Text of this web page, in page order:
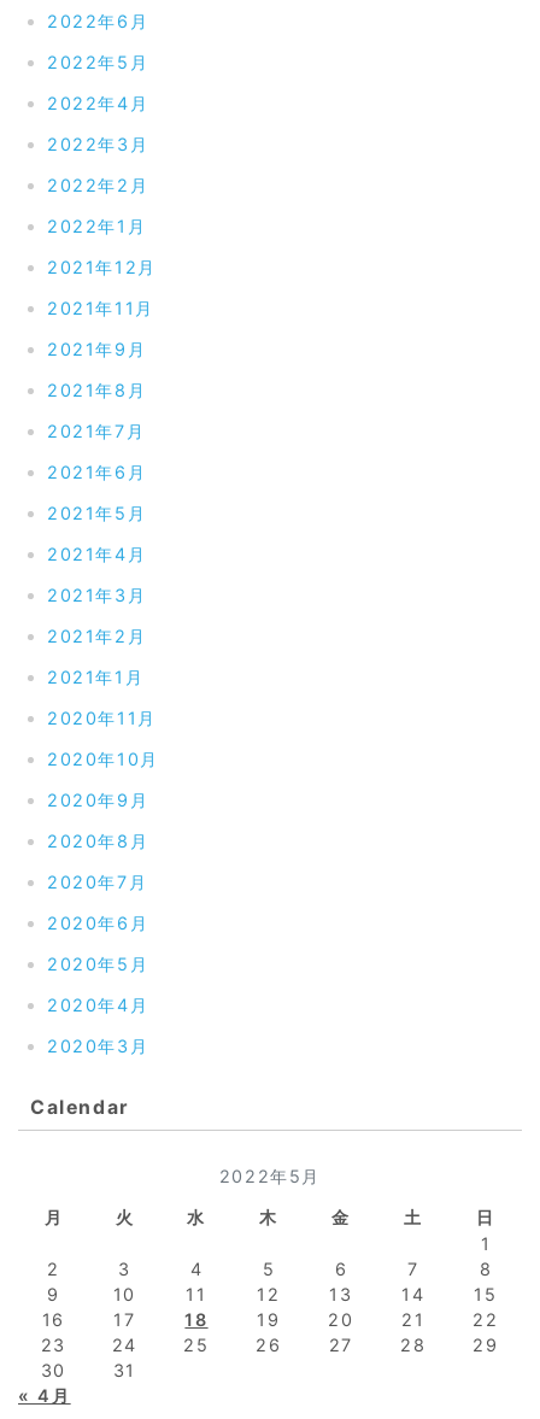
2022年6月
2022年5月
2022年4月
2022年3月
2022年2月
2022年1月
2021年12月
2021年11月
2021年9月
2021年8月
2021年7月
2021年6月
2021年5月
2021年4月
2021年3月
2021年2月
2021年1月
2020年11月
2020年10月
2020年9月
2020年8月
2020年7月
2020年6月
2020年5月
2020年4月
2020年3月
Calendar
2022年5月
月
火 水 木 金 土
日
1
2
3 4 5 6 7
8
9
10 11 12 13 14
15
16
17 18 19 20 21
22
23
24 25 26 27 28
29
30
31
« 4月